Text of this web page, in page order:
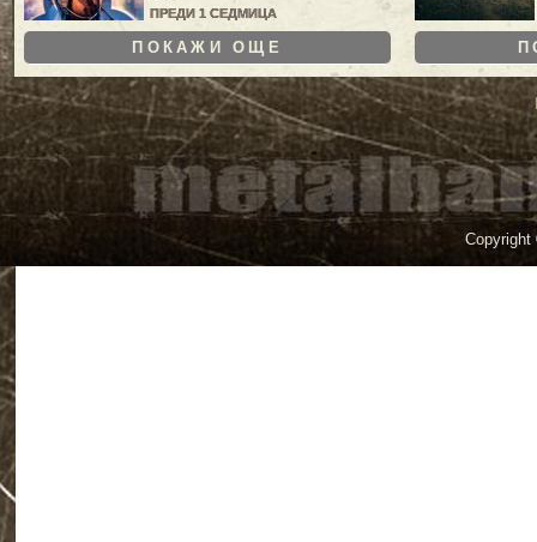
ПРЕДИ 1 СЕДМИЦА
ПОКАЖИ ОЩЕ